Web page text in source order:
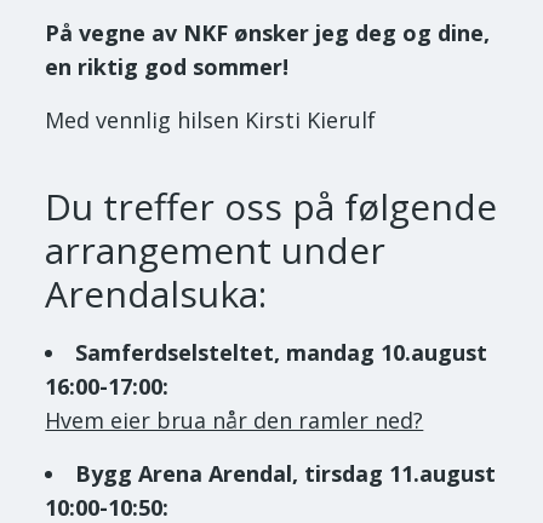
På vegne av NKF ønsker jeg deg og dine,
en riktig god sommer!
Med vennlig hilsen Kirsti Kierulf
Du treffer oss på følgende
arrangement under
Arendalsuka:
Samferdselsteltet, mandag 10.august
16:00-17:00:
Hvem eier brua når den ramler ned?
Bygg Arena Arendal, tirsdag 11.august
10:00-10:50: